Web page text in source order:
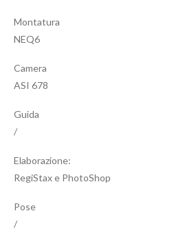
Montatura
NEQ6
Camera
ASI 678
Guida
/
Elaborazione:
RegiStax e PhotoShop
Pose
/